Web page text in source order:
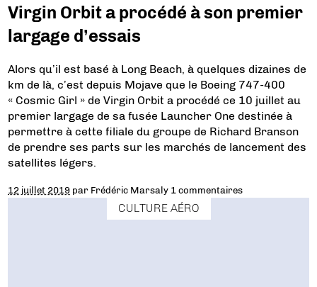
Virgin Orbit a procédé à son premier
largage d’essais
Alors qu’il est basé à Long Beach, à quelques dizaines de
km de là, c’est depuis Mojave que le Boeing 747-400
« Cosmic Girl » de Virgin Orbit a procédé ce 10 juillet au
premier largage de sa fusée Launcher One destinée à
permettre à cette filiale du groupe de Richard Branson
de prendre ses parts sur les marchés de lancement des
satellites légers.
12 juillet 2019 par Frédéric Marsaly 1 commentaires
CULTURE AÉRO